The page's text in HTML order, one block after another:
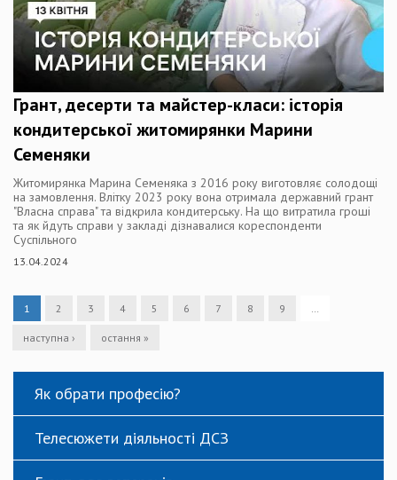
Грант, десерти та майстер-класи: історія
кондитерської житомирянки Марини
Семеняки
Житомирянка Марина Семеняка з 2016 року виготовляє солодощі
на замовлення. Влітку 2023 року вона отримала державний грант
"Власна справа" та відкрила кондитерську. На що витратила гроші
та як йдуть справи у закладі дізнавалися кореспонденти
Суспільного
13.04.2024
1 2 3 4 5 6 7 8 9 …
наступна › остання »
Як обрати професію?
Телесюжети діяльності ДСЗ